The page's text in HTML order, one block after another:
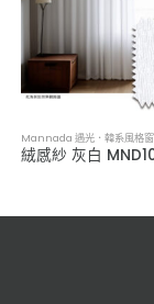
Mannada 遇光．韓系風格